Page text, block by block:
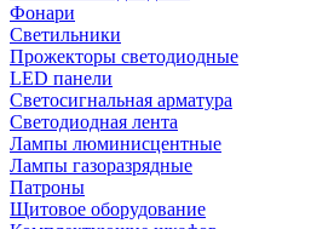
Фонари
Светильники
Прожекторы светодиодные
LED панели
Светосигнальная арматура
Светодиодная лента
Лампы люминисцентные
Лампы газоразрядные
Патроны
Щитовое оборудование